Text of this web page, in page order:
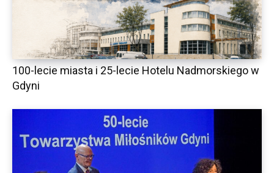
100-lecie miasta i 25-lecie Hotelu Nadmorskiego w
Gdyni